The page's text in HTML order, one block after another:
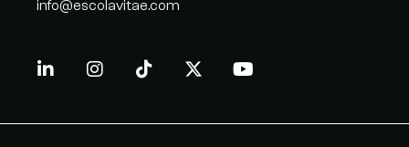
info@escolavitae.com